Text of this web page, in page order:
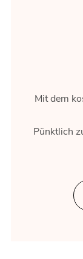
Mit dem
Pünktlich